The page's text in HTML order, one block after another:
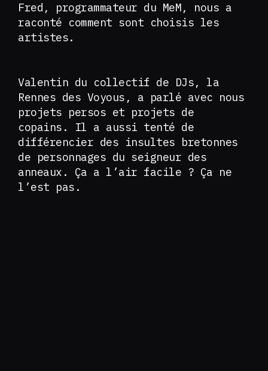
Fred, programmateur du MeM, nous a
raconté comment sont choisis les
artistes.
Valentin du collectif de DJs, la
Rennes des Voyous, a parlé avec nous
projets persos et projets de
copains. Il a aussi tenté de
différencier des insultes bretonnes
de personnages du seigneur des
anneaux. Ça a l’air facile ? Ça ne
l’est pas.